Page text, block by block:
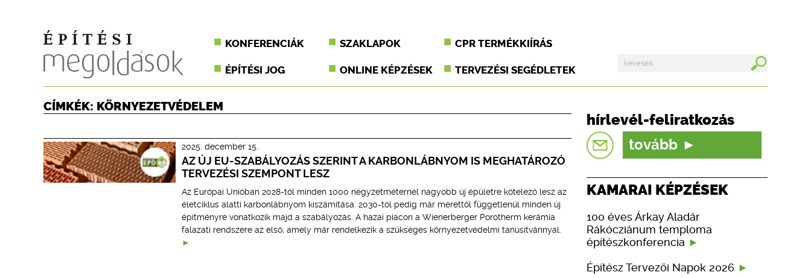
KONFERENCIÁK SZAKLAPOK CPR TERMÉKKIÍRÁS
ÉPÍTÉSI JOG ONLINE KÉPZÉSEK TERVEZÉSI SEGÉDLETEK
CÍMKÉK: KÖRNYEZETVÉDELEM
2025. december 15.
AZ ÚJ EU-SZABÁLYOZÁS SZERINT A KARBONLÁBNYOM IS MEGHATÁROZÓ
TERVEZÉSI SZEMPONT LESZ
Az Európai Unióban 2028-tól minden 1000 négyzetméternél nagyobb új épületre kötelező lesz az
életciklus alatti karbonlábnyom kiszámítása. 2030-tól pedig már mérettől függetlenül minden új
építményre vonatkozik majd a szabályozás. A hazai piacon a Wienerberger Porotherm kerámia
falazati rendszere az első, amely már rendelkezik a szükséges környezetvédelmi tanúsítvánnyal.
hírlevél-feliratkozás
tovább
KAMARAI KÉPZÉSEK
100 éves Árkay Aladár
Rákócziánum temploma
építészkonferencia
Építész Tervezői Napok 2026